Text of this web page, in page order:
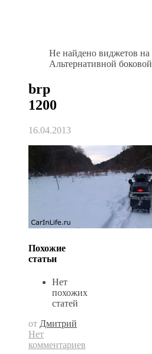
Не найдено виджетов на
Альтернативной
brp
1200
16.04.2013
Похожие
статьи
Нет
похожих
статей
от Дмитрий
Нет
комментариев